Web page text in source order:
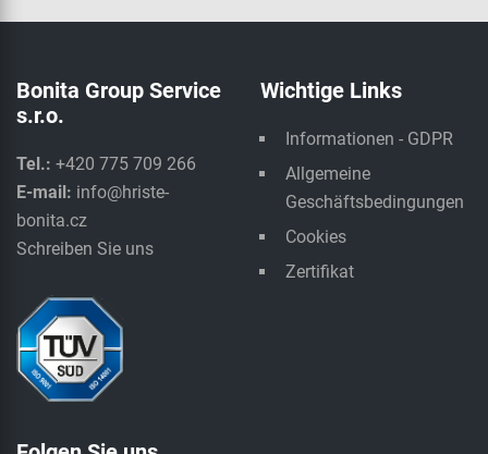
Bonita Group Service
s.r.o.
Tel.: +420 775 709 266
E-mail: info@hriste-
bonita.cz
Schreiben Sie uns
Wichtige Links
Informationen - GDPR
Allgemeine
Geschäftsbedingungen
Cookies
Zertifikat